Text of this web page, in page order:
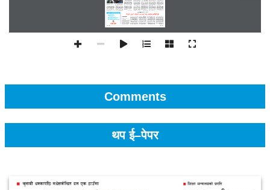
Comments
थप ई–पेपर